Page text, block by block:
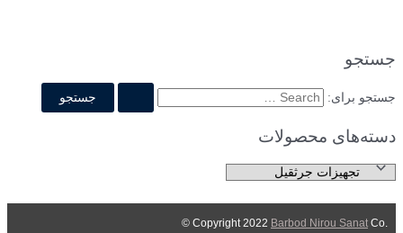
جستجو
جستجو برای:
دسته‌های محصولات
.Copyright 2022
Barbod Nirou Sanat Co ©